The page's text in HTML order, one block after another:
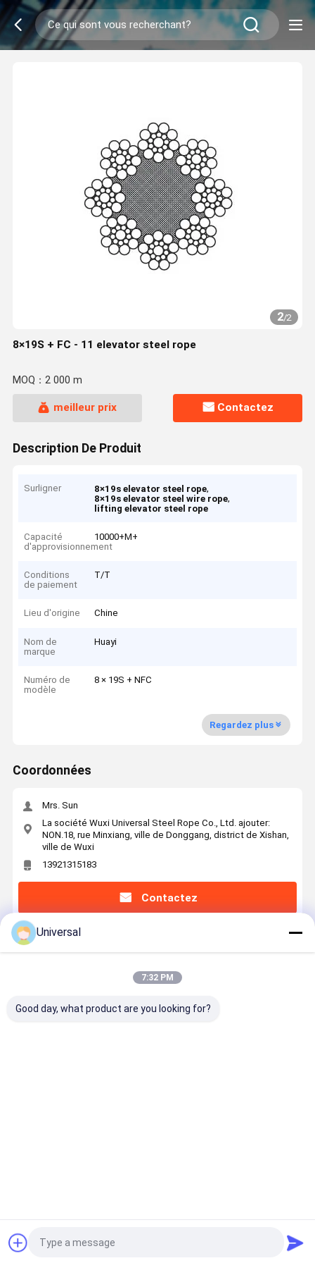
2/2
8×19S + FC - 11 elevator steel rope
MOQ：2 000 m
meilleur prix Contactez
Description De Produit
Surligner 8×19s elevator steel rope,
8×19s elevator steel wire rope,
lifting elevator steel rope
Capacité
d'approvisionnement
10000+M+
Conditions
de paiement
T/T
Lieu d'origine Chine
Nom de
marque
Huayi
Numéro de
modèle
8 × 19S + NFC
Regardez plus
Coordonnées
Mrs. Sun
La société Wuxi Universal Steel Rope Co., Ltd. ajouter:
NON.18, rue Minxiang, ville de Donggang, district de Xishan,
ville de Wuxi
13921315183
Contactez
8×19S + FC - 11 elevator steel rope
Qualité
2026 Wuxi Universal Steel Rope Co., Ltd. All Rights Reserved.
Universal
7:32 PM
Good day, what product are you looking for?